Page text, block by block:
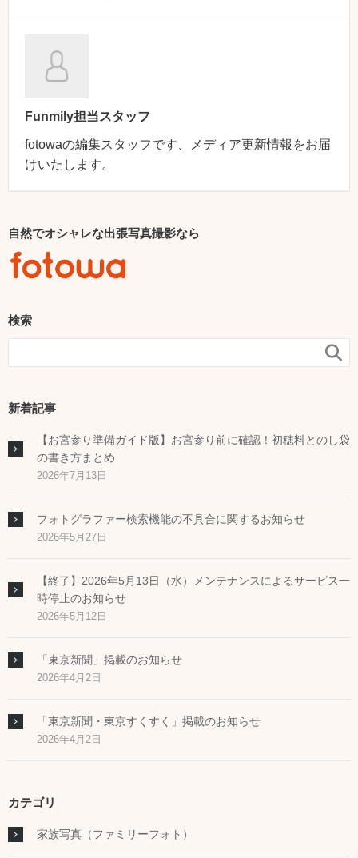
Funmily担当スタッフ
fotowaの編集スタッフです、メディア更新情報をお届
けいたします。
自然でオシャレな出張写真撮影なら
検索

新着記事
【お宮参り準備ガイド版】お宮参り前に確認！初穂料とのし袋
の書き方まとめ
2026年7月13日
フォトグラファー検索機能の不具合に関するお知らせ
2026年5月27日
【終了】2026年5月13日（水）メンテナンスによるサービス一
時停止のお知らせ
2026年5月12日
「東京新聞」掲載のお知らせ
2026年4月2日
「東京新聞・東京すくすく」掲載のお知らせ
2026年4月2日
カテゴリ
家族写真（ファミリーフォト）